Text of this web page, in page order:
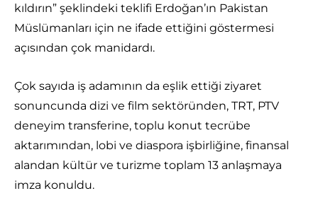
kıldırın” şeklindeki teklifi Erdoğan’ın Pakistan
Müslümanları için ne ifade ettiğini göstermesi
açısından çok manidardı.
Çok sayıda iş adamının da eşlik ettiği ziyaret
sonuncunda dizi ve film sektöründen, TRT, PTV
deneyim transferine, toplu konut tecrübe
aktarımından, lobi ve diaspora işbirliğine, finansal
alandan kültür ve turizme toplam 13 anlaşmaya
imza konuldu.